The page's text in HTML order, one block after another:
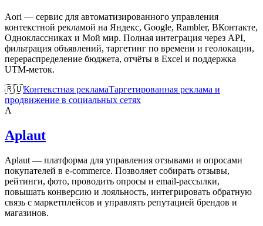
Aori — сервис для автоматизированного управления
контекстной рекламой на Яндекс, Google, Rambler, ВКонтакте,
Одноклассниках и Мой мир. Полная интеграция через API,
фильтрация объявлений, таргетинг по времени и геолокации,
перераспределение бюджета, отчёты в Excel и поддержка
UTM-меток.
🇷🇺Контекстная рекламаТаргетированная реклама и
продвижение в социальных сетях
A
Aplaut
Aplaut — платформа для управления отзывами и опросами
покупателей в e-commerce. Позволяет собирать отзывы,
рейтинги, фото, проводить опросы и email-рассылки,
повышать конверсию и лояльность, интегрировать обратную
связь с маркетплейсов и управлять репутацией брендов и
магазинов.